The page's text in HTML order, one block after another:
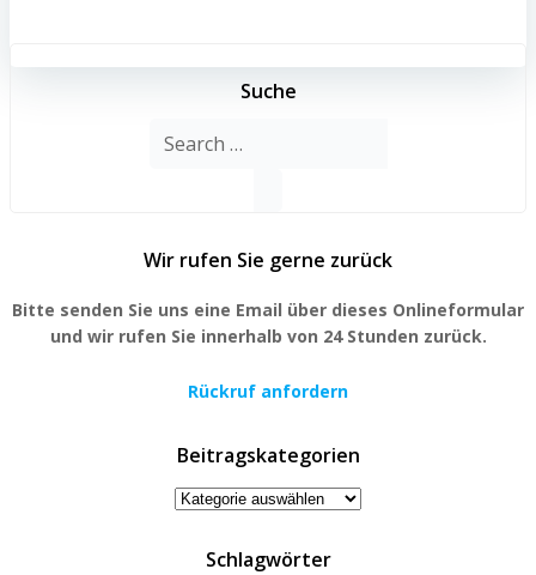
Suche
Search
Wir rufen Sie gerne zurück
Bitte senden Sie uns eine Email über dieses Onlineformular
und wir rufen Sie innerhalb von 24 Stunden zurück.
Rückruf anfordern
Beitragskategorien
Beitragskategorien
Schlagwörter